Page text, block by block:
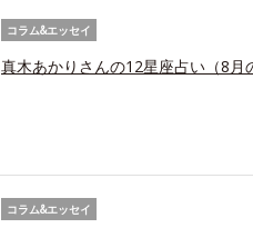
コラム&エッセイ
真木あかりさんの12星座占い（8月
コラム&エッセイ